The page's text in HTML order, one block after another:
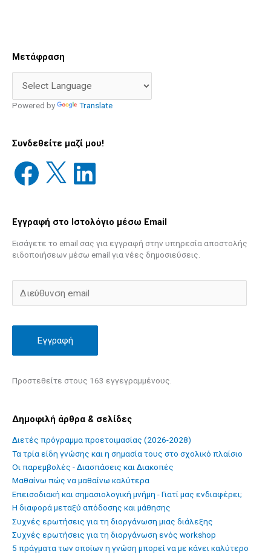
Μετάφραση
Powered by Translate
Συνδεθείτε μαζί μου!
Facebook
X
Εγγραφή στο Ιστολόγιο μέσω Email
Εισάγετε το email σας για εγγραφή στην υπηρεσία αποστολής
ειδοποιήσεων μέσω email για νέες δημοσιεύσεις.
Διεύθυνση
Εγγραφή
Προστεθείτε στους 163 εγγεγραμμένους.
Δημοφιλή άρθρα & σελίδες
Διετές πρόγραμμα προετοιμασίας (2026-2028)
Τα τρία είδη γνώσης και η σημασία τους στο σχολικό πλαίσιο
Οι παρεμβολές - Διασπάσεις και Διακοπές
Mαθαίνω πώς να μαθαίνω καλύτερα
Επεισοδιακή και σημασιολογική μνήμη - Γιατί μας ενδιαφέρει;
Η διαφορά μεταξύ απόδοσης και μάθησης
Συχνές ερωτήσεις για τη διοργάνωση μιας διάλεξης
Συχνές ερωτήσεις για τη διοργάνωση ενός workshop
5 πράγματα των οποίων η γνώση μπορεί να με κάνει καλύτερο
Παλιές